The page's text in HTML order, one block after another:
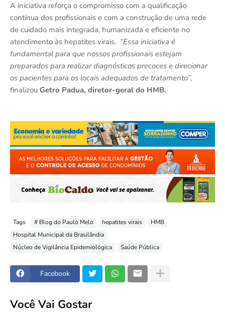
A iniciativa reforça o compromisso com a qualificação
contínua dos profissionais e com a construção de uma rede
de cuidado mais integrada, humanizada e eficiente no
atendimento às hepatites virais. “Essa iniciativa é
fundamental para que nossos profissionais estejam
preparados para realizar diagnósticos precoces e direcionar
os pacientes para os locais adequados de tratamento”,
finalizou Getro Padua, diretor-geral do HMB.
Tags # Blog do Paulo Melo hepatites virais
HMB
Hospital Municipal da Brasilândia
Núcleo de Vigilância Epidemiológica
Saúde Pública
Facebook
Você Vai Gostar